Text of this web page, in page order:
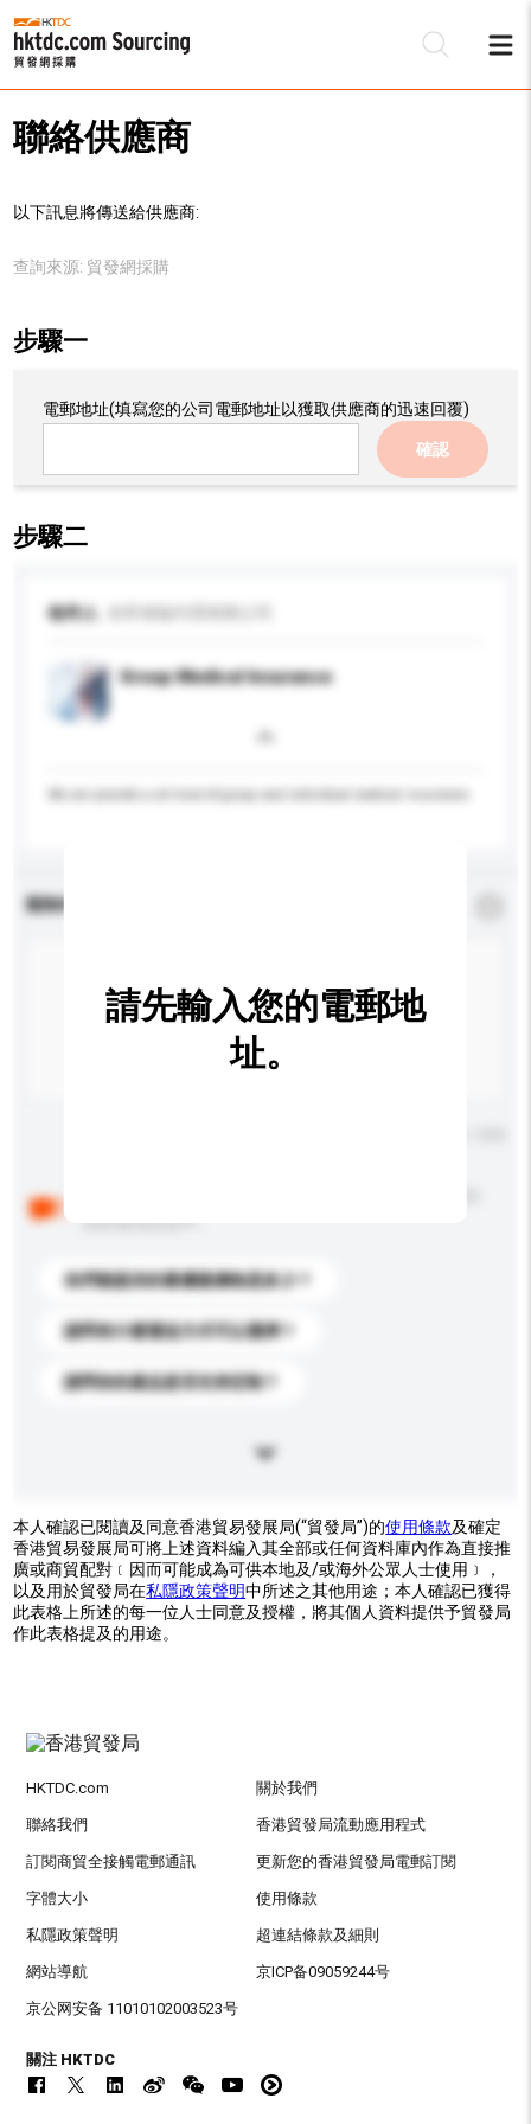
聯絡供應商
以下訊息將傳送給供應商:
查詢來源: 貿發網採購
步驟一
電郵地址(填寫您的公司電郵地址以獲取供應商的迅速回覆)
確認
步驟二
收件人
Group Medical Insurance
查詢內容
你的查詢訊息中。
你們能提供的最優惠價格是多少？
請問有什麼運送方式可以選擇？
請問你的產品是否支持定制？
請先輸入您的電郵地
址。
本人確認已閱讀及同意香港貿易發展局(“貿發局”)的使用條款及確定
香港貿易發展局可將上述資料編入其全部或任何資料庫內作為直接推
廣或商貿配對﹝因而可能成為可供本地及/或海外公眾人士使用﹞，
以及用於貿發局在私隱政策聲明中所述之其他用途；本人確認已獲得
此表格上所述的每一位人士同意及授權，將其個人資料提供予貿發局
作此表格提及的用途。
HKTDC.com 關於我們
聯絡我們 香港貿發局流動應用程式
訂閱商貿全接觸電郵通訊 更新您的香港貿發局電郵訂閱
字體大小 使用條款
私隱政策聲明 超連結條款及細則
網站導航 京ICP备09059244号
京公网安备 11010102003523号
關注 HKTDC